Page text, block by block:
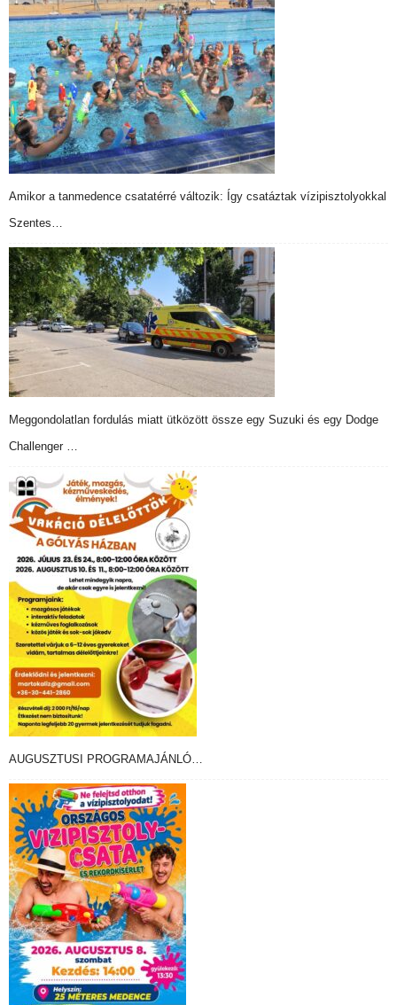
Amikor a tanmedence csatatérré változik: Így csatáztak vízipisztolyokkal
Szentes…
Meggondolatlan fordulás miatt ütközött össze egy Suzuki és egy Dodge
Challenger …
AUGUSZTUSI PROGRAMAJÁNLÓ…